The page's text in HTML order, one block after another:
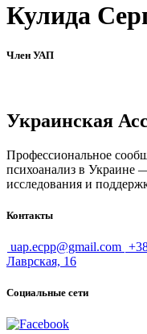
Кулида
Член УАП
Украинская
Профессиональное
психоанализ в Украине
исследования и
Контакты
uap.ecpp@gmail.com
Лаврская, 16
Социальные сети